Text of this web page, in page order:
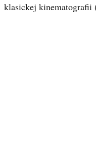
klasickej kinematografii